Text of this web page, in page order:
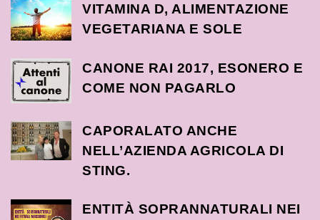
VITAMINA D, ALIMENTAZIONE
VEGETARIANA E SOLE
CANONE RAI 2017, ESONERO E
COME NON PAGARLO
CAPORALATO ANCHE
NELL’AZIENDA AGRICOLA DI
STING.
ENTITÀ SOPRANNATURALI NEI